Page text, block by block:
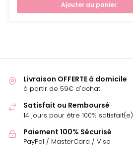
Ajouter au panier
Livraison OFFERTE à domicile
à partir de 59€ d'achat
Satisfait ou Remboursé
14 jours pour être 100% satisfait(e)
Paiement 100% Sécurisé
PayPal / MasterCard / Visa